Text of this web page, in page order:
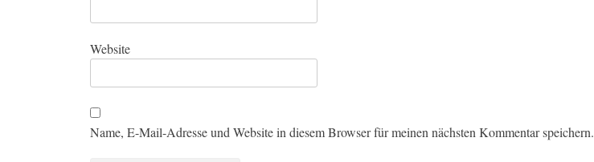
Website
Name, E-Mail-Adresse und Website in diesem Browser für meinen nächsten Kommentar speichern.